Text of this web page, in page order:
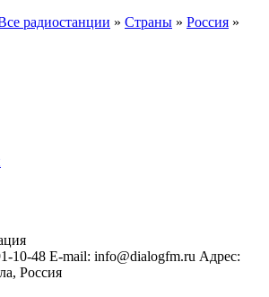
радиостанции » Страны » Россия »
10-48 E-mail: info@dialogfm.ru Адрес:
Россия